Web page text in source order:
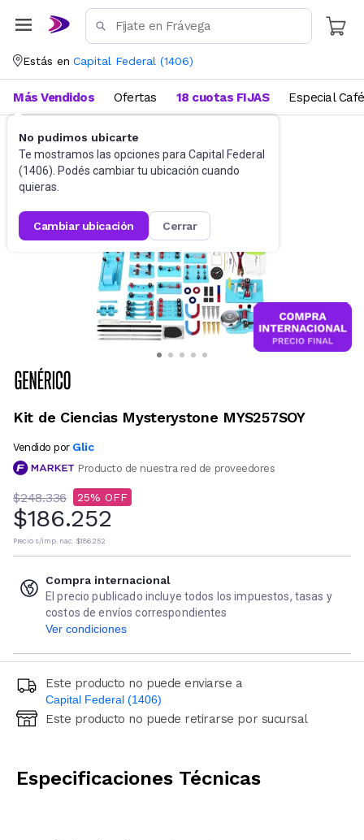
Estás en Capital Federal (1406)
No pudimos ubicarte
Te mostramos las opciones para Capital Federal
(1406). Podés cambiar tu ubicación cuando
quieras.
cambiar ubicación cerrar
Más Vendidos Ofertas 18 cuotas FIJAS Especial Café
Didácticos Para niños
Kit de Ciencias Mysterystone MYS257SOY
Vendido por Glic
Producto de nuestra red de proveedores
$248.336 25
$186.252
Precio s/imp. nac. $186.252
Compra internacional
El precio publicado incluye todos los impuestos, tasas y
costos de envíos correspondientes
Ver condiciones
Este producto no puede enviarse a
Capital Federal (1406)
Ingresá código postal (sólo números)
Este producto no puede retirarse por sucursal
Especificaciones Técnicas